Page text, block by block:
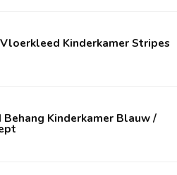
Kinderkamer Stripes
Behang Kinderkamer Blauw /